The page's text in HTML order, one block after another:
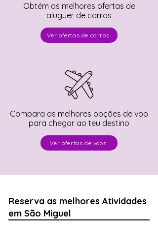
Obtém as melhores ofertas de
aluguer de carros
Ver ofertas de carros
Compara as melhores opções de voo
para chegar ao teu destino
Ver ofertas de voos
Reserva as melhores Atividades
em São Miguel